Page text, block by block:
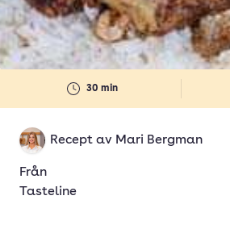
30 min
Recept av Mari Bergman
Från
Tasteline